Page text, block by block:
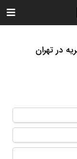
در تهران